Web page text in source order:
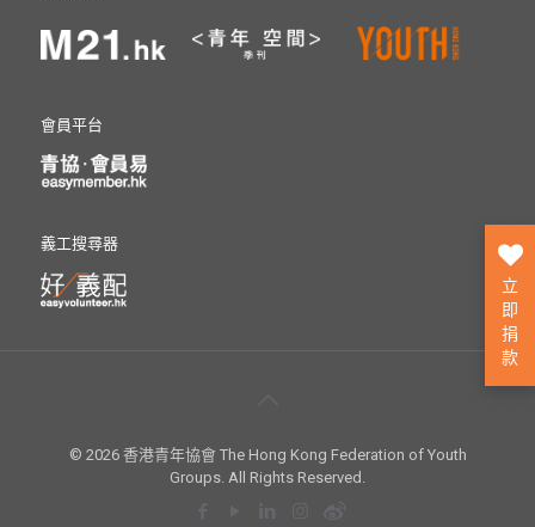
會員平台
義工搜尋器
© 2026 香港青年協會 The Hong Kong Federation of Youth
Groups. All Rights Reserved.
立
即
捐
款